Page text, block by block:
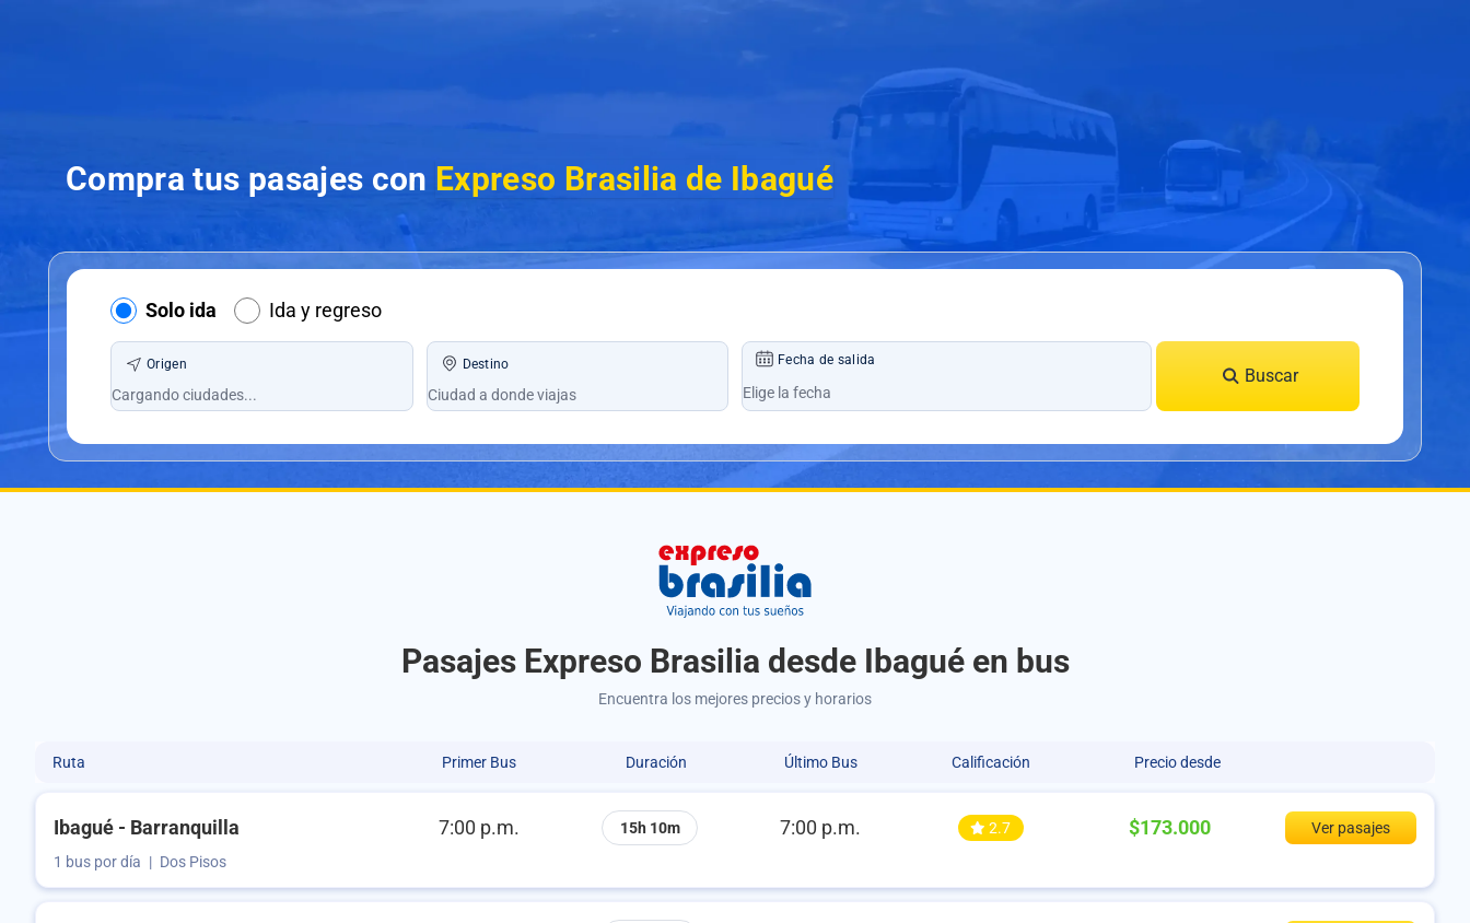
Compra tus pasajes con Expreso Brasilia de Ibagué
Solo ida Ida y regreso
Origen Destino Fecha de salida
Buscar
Pasajes Expreso Brasilia desde Ibagué en bus
Encuentra los mejores precios y horarios
Ruta Primer Bus Duración Último Bus Calificación Precio desde
Ibagué - Barranquilla 7:00 p.m. 15h 10m 7:00 p.m. 2.7 $173.000
Ver pasajes
1 bus por día | Dos Pisos